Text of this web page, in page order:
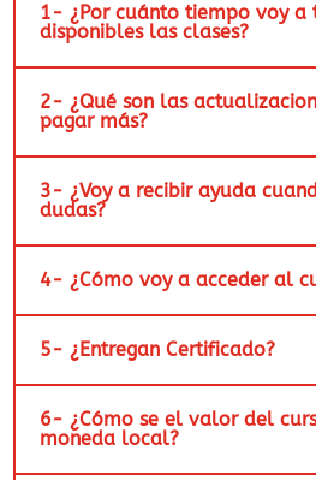
1- ¿Por cuánto tiempo voy a
disponibles las clases?
2- ¿Qué son las
pagar más?
3- ¿Voy a recibir ayuda
dudas?
4- ¿Cómo voy a acceder al
5- ¿Entregan Certificado?
6- ¿Cómo se el valor del
moneda local?